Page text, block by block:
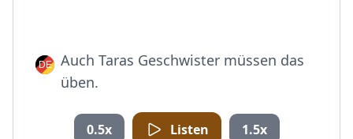
Auch Taras Geschwister müssen das
üben.
0.5x Listen 1.5x